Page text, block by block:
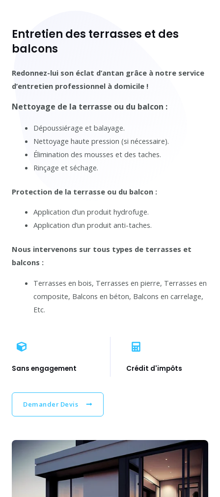
Entretien des terrasses et des
balcons
Redonnez-lui son éclat d’antan grâce à notre service
d’entretien professionnel à domicile !
Nettoyage de la terrasse ou du balcon :
Dépoussiérage et balayage.
Nettoyage haute pression (si nécessaire).
Élimination des mousses et des taches.
Rinçage et séchage.
Protection de la terrasse ou du balcon :
Application d’un produit hydrofuge.
Application d’un produit anti-taches.
Nous intervenons sur tous types de terrasses et
balcons :
Terrasses en bois, Terrasses en pierre, Terrasses en
composite, Balcons en béton, Balcons en carrelage,
Etc.
Sans engagement Crédit d'impôts
Demander Devis